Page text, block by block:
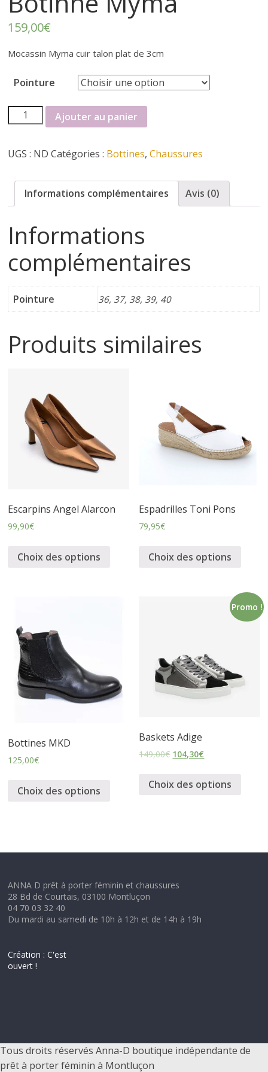
t
e
r
f
é
m
i
n
i
n
a
u
s
u
r
e
159,00€
Mocassin Myma cuir talon plat de 3cm
Pointure
quantité
de
Myma
Ajouter au panier
UGS : ND Catégories : Bottines,Chaussures
Informations complémentaires Avis (0)
Informations
complémentaires
Pointure 36, 37, 38, 39, 40
Produits similaires
Escarpins Angel Alarcon
99,90€
Choix des options
Espadrilles Toni Pons
79,95€
Choix des options
Bottines MKD
125,00€
Choix des options
Promo !
Baskets Adige
149,00€ 104,30€
Choix des options
ANNA D prêt à porter féminin et chaussures
28 Bd de Courtais, 03100 Montluçon
04 70 03 32 40
Du mardi au samedi de 10h à 12h et de 14h à 19h
Création : C'est
ouvert !
Tous droits réservés Anna-D boutique indépendante de
prêt à porter féminin à Montluçon